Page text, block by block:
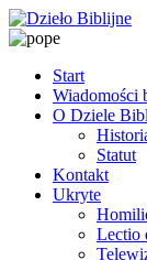
Start
Wiadomości
O Dziele
Statut
Kontakt
Ukryte
Lectio